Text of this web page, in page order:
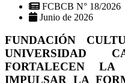
FCBCB N° 18/2026
Junio de 2026
FUNDACIÓN
UNIVERSIDAD
FORTALECEN LA
IMPULSAR LA